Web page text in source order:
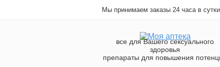
Мы принимаем заказы 24 часа в
все для Вашего сексуального
здоровья
препараты для повышения